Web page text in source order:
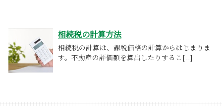
相続税の計算方法
相続税の計算は、課税価格の計算からはじまりま
す。不動産の評価額を算出したりするこ[...]